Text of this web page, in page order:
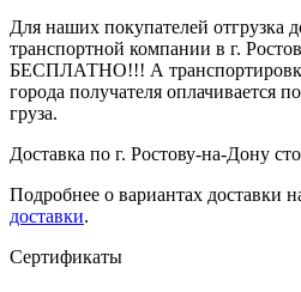
Для наших покупателей отгрузка
транспортной компании в г.
БЕСПЛАТНО!!! А
города получателя оплачивается
груза.
Доставка по г. Ростову-на-Дону
Подробнее о вариантах доставки
доставки.
Сертификаты